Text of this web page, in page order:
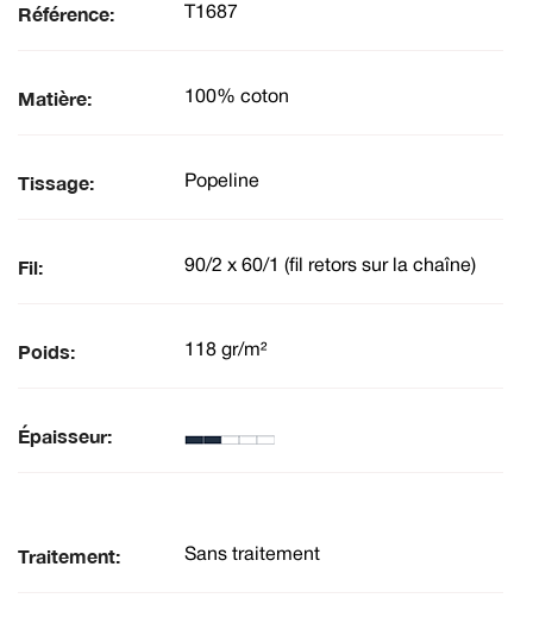
Référence: T1687
Matière: 100% coton
Tissage: Popeline
Fil: 90/2 x 60/1 (fil retors sur la chaîne)
Poids: 118 gr/m²
Épaisseur:
Traitement: Sans traitement